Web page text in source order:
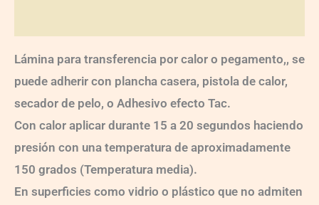
Lámina para transferencia por calor o pegamento,, se
puede adherir con plancha casera, pistola de calor,
secador de pelo, o Adhesivo efecto Tac.
Con calor aplicar durante 15 a 20 segundos haciendo
presión con una temperatura de aproximadamente
150 grados (Temperatura media).
En superficies como vidrio o plástico que no admiten